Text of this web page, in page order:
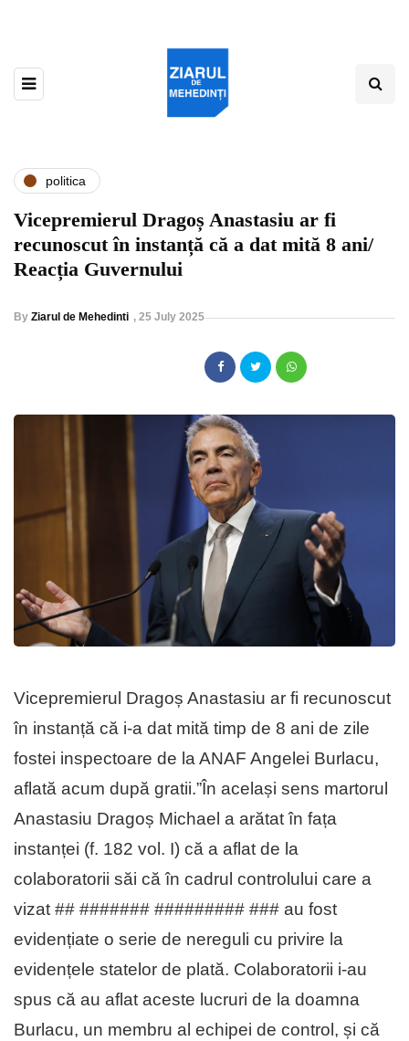
politica
Vicepremierul Dragoș Anastasiu ar fi
recunoscut în instanță că a dat mită 8 ani/
Reacția Guvernului
By Ziarul de Mehedinti , 25 July 2025
Vicepremierul Dragoș Anastasiu ar fi recunoscut
în instanță că i-a dat mită timp de 8 ani de zile
fostei inspectoare de la ANAF Angelei Burlacu,
aflată acum după gratii.”În același sens martorul
Anastasiu Dragoș Michael a arătat în fața
instanței (f. 182 vol. I) că a aflat de la
colaboratorii săi că în cadrul controlului care a
vizat ## ####### ######### ### au fost
evidențiate o serie de nereguli cu privire la
evidențele statelor de plată. Colaboratorii i-au
spus că au aflat aceste lucruri de la doamna
Burlacu, un membru al echipei de control, și că